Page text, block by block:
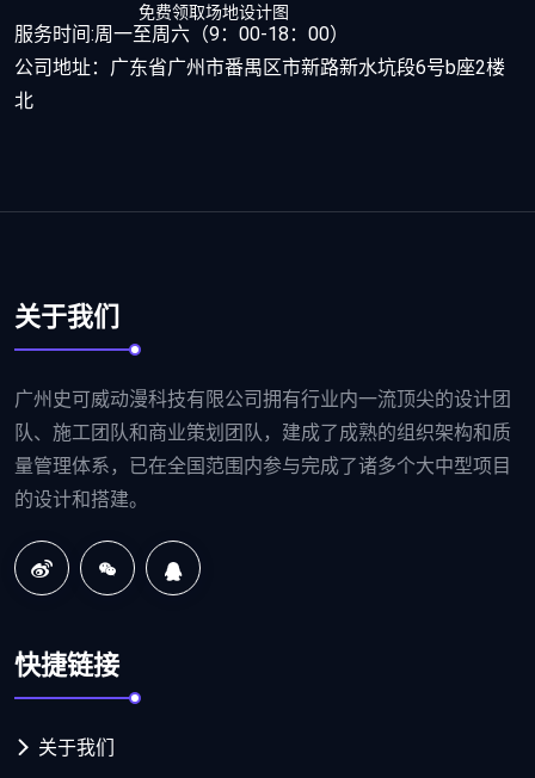
免费领取场地设计图
服务时间:周一至周六（9：00-18：00）
公司地址：广东省广州市番禺区市新路新水坑段6号b座2楼
北
关于我们
广州史可威动漫科技有限公司拥有行业内一流顶尖的设计团
队、施工团队和商业策划团队，建成了成熟的组织架构和质
量管理体系，已在全国范围内参与完成了诸多个大中型项目
的设计和搭建。
快捷链接
关于我们